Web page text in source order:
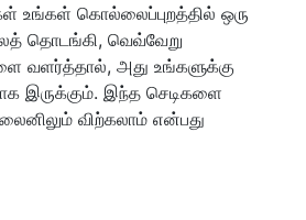
உங்கள் கொல்லைப்புறத்தில் ஒரு
தொடங்கி, வெவ்வேறு
வளர்த்தால், அது உங்களுக்கு
இருக்கும். இந்த செடிகளை
விற்கலாம் என்பது